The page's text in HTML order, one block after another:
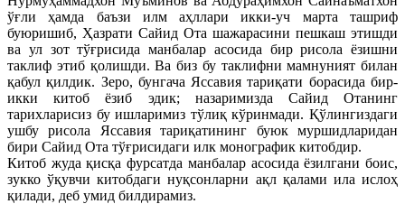
ўғли ҳамда баъзи илм аҳллари икки-уч марта ташриф
буюришиб, Ҳазрати Сайид Ота шажарасини пешкаш этишди
ва ул зот тўғрисида манбалар асосида бир рисола ёзишни
таклиф этиб қолишди. Ва биз бу таклифни мамнуният билан
қабул қилдик. Зеро, бунгача Яссавия тариқати борасида бир-
икки китоб ёзиб эдик; назаримизда Сайид Отанинг
тарихларисиз бу ишларимиз тўлиқ кўринмади. Қўлингиздаги
ушбу рисола Яссавия тариқатининг буюк муршидларидан
бири Сайид Ота тўғрисидаги илк монографик китобдир.
Китоб жуда қисқа фурсатда манбалар асосида ёзилгани боис,
зукко ўқувчи китобдаги нуқсонларни ақл қалами ила ислоҳ
қилади, деб умид билдирамиз.